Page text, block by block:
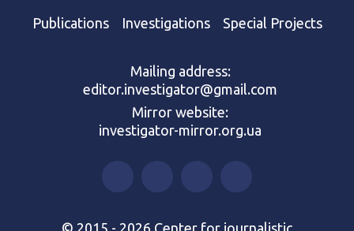
Publications Investigations Special Projects
Mailing address:
editor.investigator@gmail.com
Mirror website:
investigator-mirror.org.ua